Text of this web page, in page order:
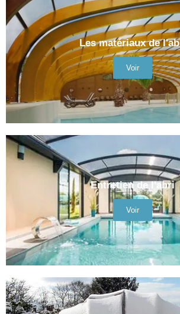
Les matériaux de
Voir
Entretien de l'abri
Voir